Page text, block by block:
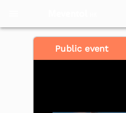
Public event